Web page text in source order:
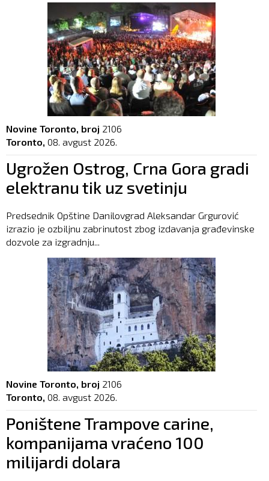
Novine Toronto, broj 2106
Toronto, 08. avgust 2026.
Ugrožen Ostrog, Crna Gora gradi
elektranu tik uz svetinju
Predsednik Opštine Danilovgrad Aleksandar Grgurović
izrazio je ozbiljnu zabrinutost zbog izdavanja građevinske
dozvole za izgradnju...
Novine Toronto, broj 2106
Toronto, 08. avgust 2026.
Poništene Trampove carine,
kompanijama vraćeno 100
milijardi dolara